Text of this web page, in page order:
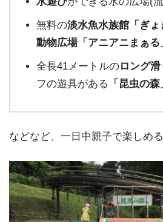
無料の淡水魚水族館「ぎょ
動物広場「アニアニまぁる
全長41メートルのロング滑
フの遊具がある 「昆虫の森
などなど、一日中親子で楽しめ